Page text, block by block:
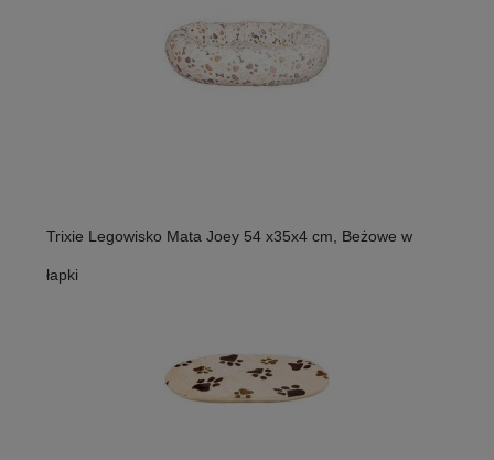
Trixie Legowisko Mata Joey 54 x35x4 cm, Beżowe w
łapki